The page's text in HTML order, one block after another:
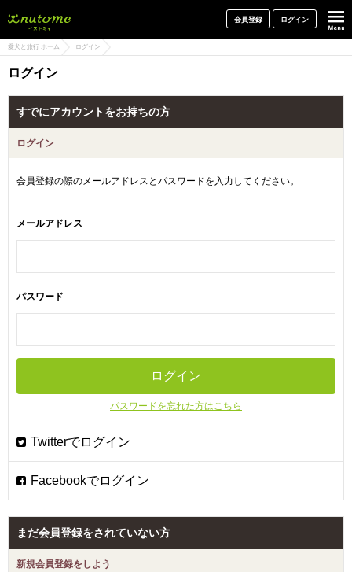
会員登録 ログイン
愛犬と旅行 ホーム ログイン
ログイン
すでにアカウントをお持ちの方
ログイン
会員登録の際のメールアドレスとパスワードを入力してください。
メールアドレス
パスワード
パスワードを忘れた方はこちら
まだ会員登録をされていない方
新規会員登録をしよう